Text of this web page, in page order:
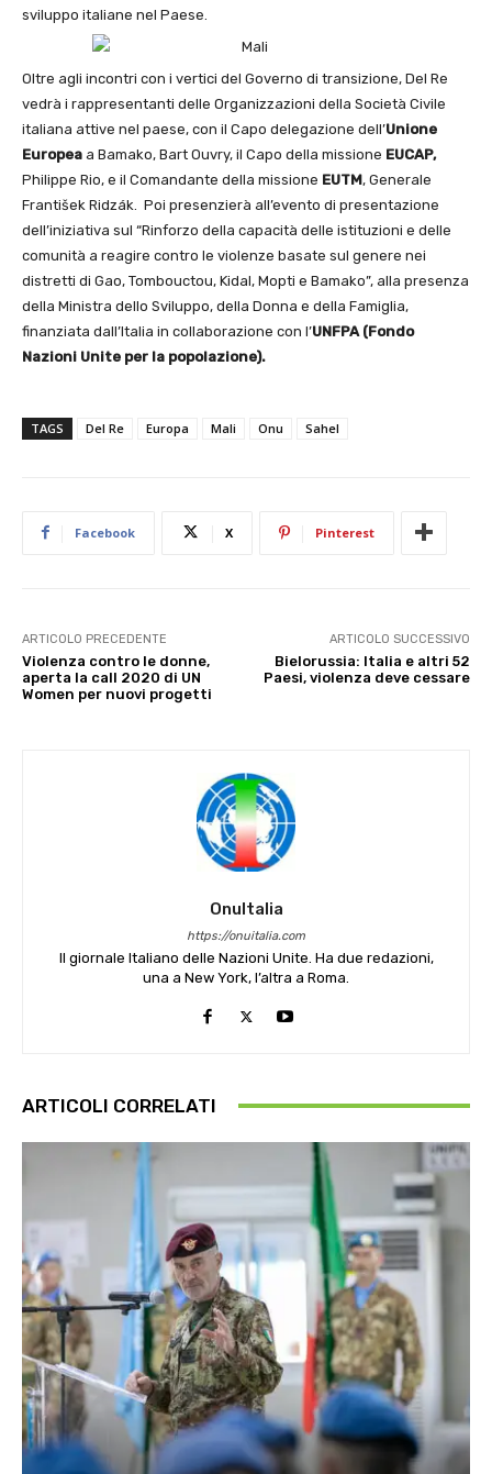
sviluppo italiane nel Paese.
Oltre agli incontri con i vertici del Governo di transizione, Del Re
vedrà i rappresentanti delle Organizzazioni della Società Civile
italiana attive nel paese, con il Capo delegazione dell’Unione
Europea a Bamako, Bart Ouvry, il Capo della missione EUCAP,
Philippe Rio, e il Comandante della missione EUTM, Generale
František Ridzák. Poi presenzierà all’evento di presentazione
dell’iniziativa sul “Rinforzo della capacità delle istituzioni e delle
comunità a reagire contro le violenze basate sul genere nei
distretti di Gao, Tombouctou, Kidal, Mopti e Bamako”, alla presenza
della Ministra dello Sviluppo, della Donna e della Famiglia,
finanziata dall’Italia in collaborazione con l’UNFPA (Fondo
Nazioni Unite per la popolazione).
TAGS Del Re Europa Mali Onu Sahel
Facebook X Pinterest
ARTICOLO PRECEDENTE
Violenza contro le donne,
aperta la call 2020 di UN
Women per nuovi progetti
ARTICOLO SUCCESSIVO
Bielorussia: Italia e altri 52
Paesi, violenza deve cessare
OnuItalia
https://onuitalia.com
Il giornale Italiano delle Nazioni Unite. Ha due redazioni,
una a New York, l’altra a Roma.
ARTICOLI CORRELATI